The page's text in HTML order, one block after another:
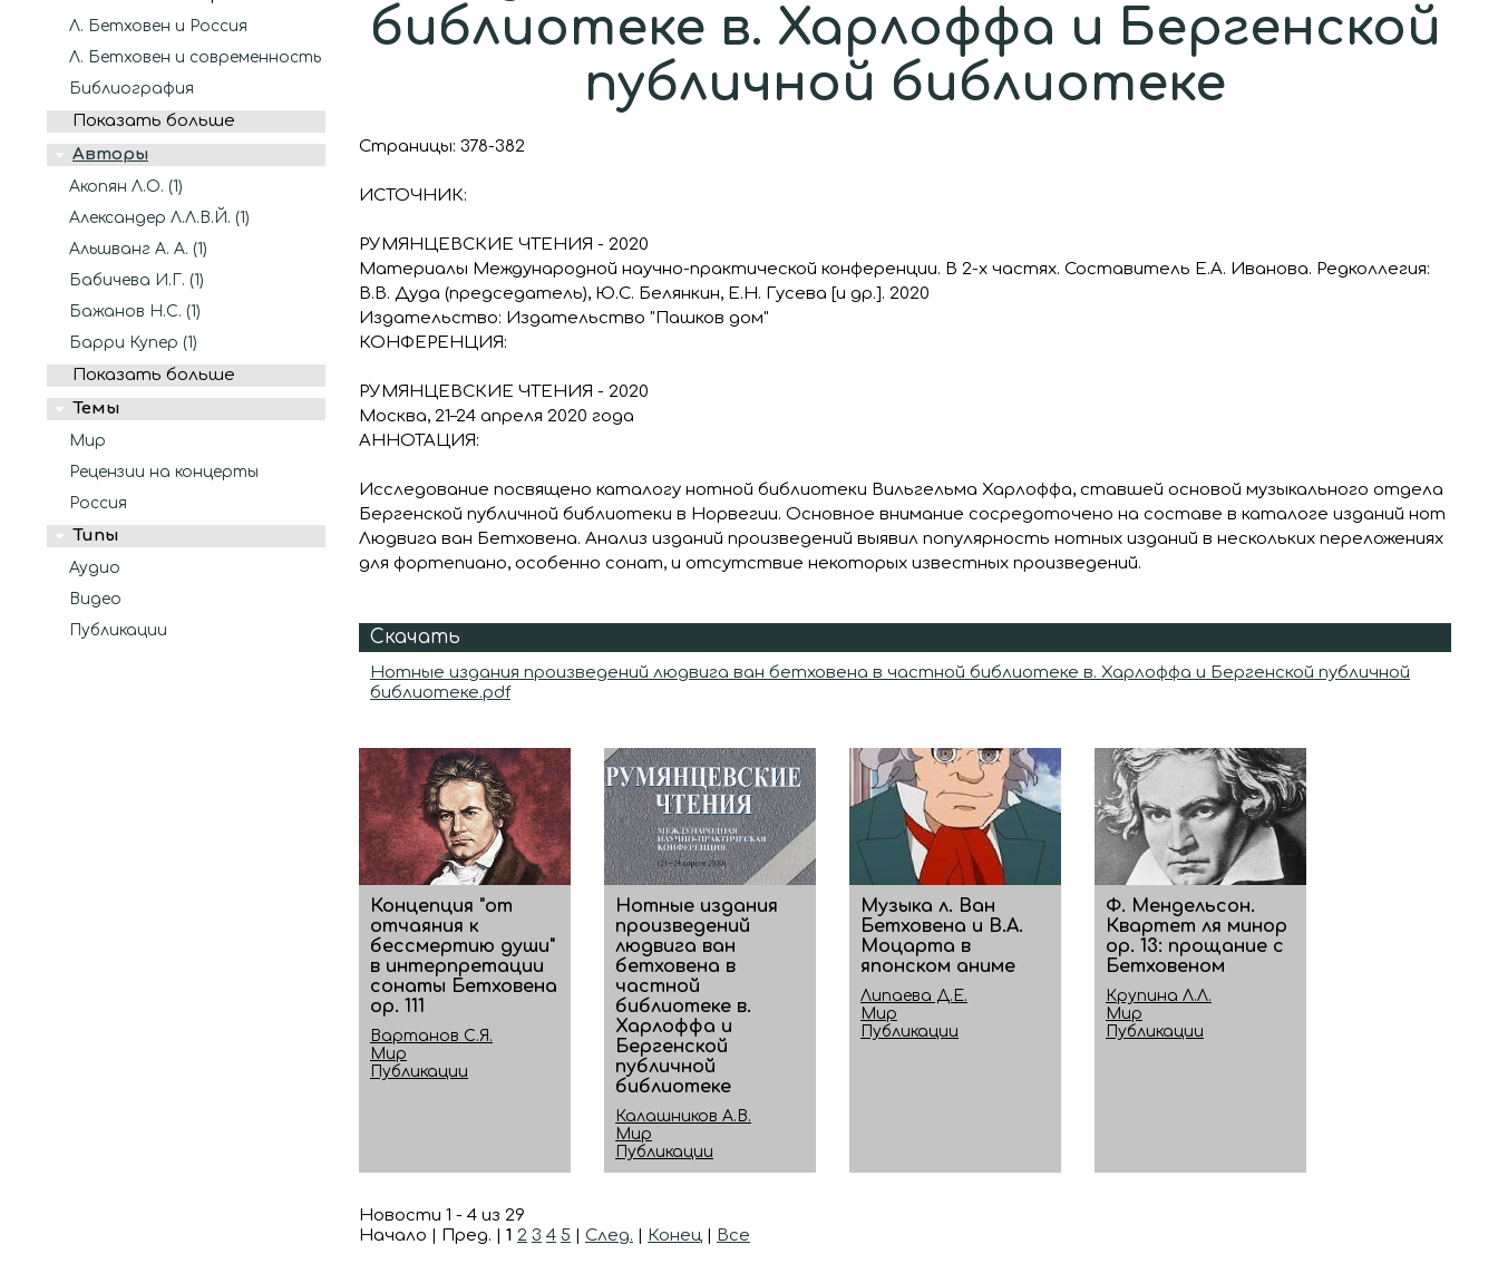
Л. Бетховен и Россия
Л. Бетховен и современность
Библиография
Показать больше
Авторы
Акопян Л.О. (1)
Александер Л.Л.В.Й. (1)
Альшванг А. А. (1)
Бабичева И.Г. (1)
Бажанов Н.С. (1)
Барри Купер (1)
Показать больше
Темы
Мир
Рецензии на концерты
Россия
Типы
Аудио
Видео
Публикации
библиотеке в. Харлоффа и Бергенской
публичной библиотеке
Страницы: 378-382
ИСТОЧНИК:
РУМЯНЦЕВСКИЕ ЧТЕНИЯ - 2020
Материалы Международной научно-практической конференции. В 2-х частях. Составитель Е.А. Иванова. Редколлегия:
В.В. Дуда (председатель), Ю.С. Белянкин, Е.Н. Гусева [и др.]. 2020
Издательство: Издательство "Пашков дом"
КОНФЕРЕНЦИЯ:
РУМЯНЦЕВСКИЕ ЧТЕНИЯ - 2020
Москва, 21–24 апреля 2020 года
АННОТАЦИЯ:
Исследование посвящено каталогу нотной библиотеки Вильгельма Харлоффа, ставшей основой музыкального отдела
Бергенской публичной библиотеки в Норвегии. Основное внимание сосредоточено на составе в каталоге изданий нот
Людвига ван Бетховена. Анализ изданий произведений выявил популярность нотных изданий в нескольких переложениях
для фортепиано, особенно сонат, и отсутствие некоторых известных произведений.
Скачать
Нотные издания произведений людвига ван бетховена в частной библиотеке в. Харлоффа и Бергенской публичной
библиотеке.pdf
Концепция "от
отчаяния к
бессмертию души"
в интерпретации
сонаты Бетховена
ор. 111
Вартанов С.Я.
Мир
Публикации
Нотные издания
произведений
людвига ван
бетховена в
частной
библиотеке в.
Харлоффа и
Бергенской
публичной
библиотеке
Калашников А.В.
Мир
Публикации
Музыка л. Ван
Бетховена и В.А.
Моцарта в
японском аниме
Липаева Д.Е.
Мир
Публикации
Ф. Мендельсон.
Квартет ля минор
ор. 13: прощание с
Бетховеном
Крупина Л.Л.
Мир
Публикации
Новости 1 - 4 из 29
Начало | Пред. | 1 2 3 4 5 | След. | Конец | Все